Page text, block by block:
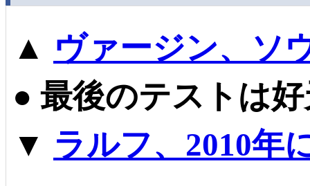
▲ ヴァージン、ソ
● 最後のテストは
▼ ラルフ、2010年